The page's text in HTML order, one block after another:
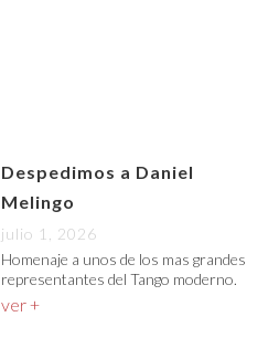
Despedimos a Daniel
Melingo
julio 1, 2026
Homenaje a unos de los mas grandes
representantes del Tango moderno.
ver +